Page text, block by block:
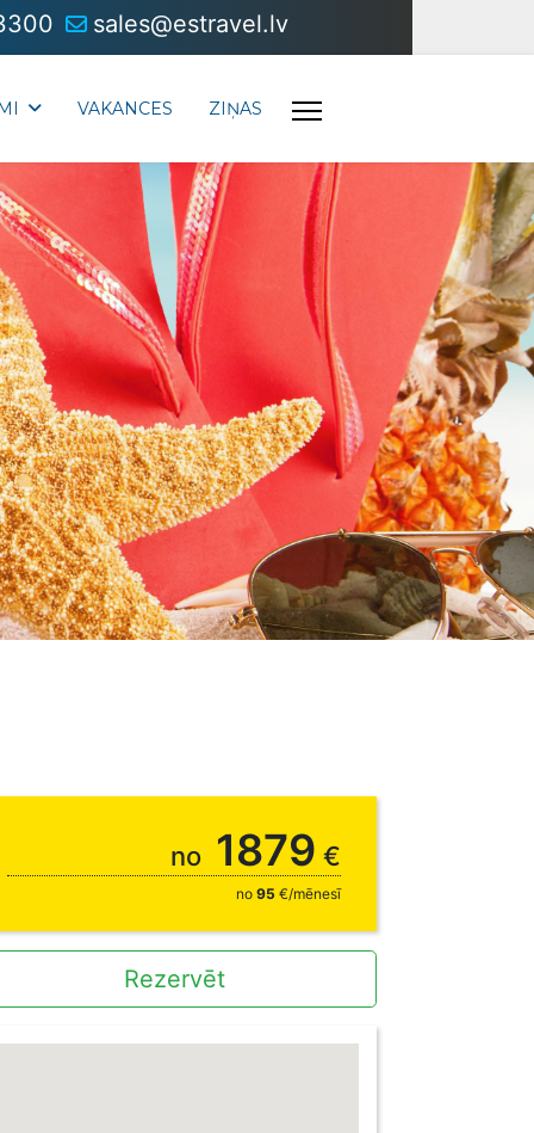
sales@estravel.lv
VAKANCES ZIŅAS
no 1879 €
no 95 €/mēnesī
Rezervēt